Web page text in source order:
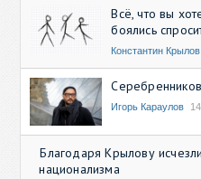
Всё, что вы
боялись
Константин Крылов
Игорь Караулов
Благодаря Крылову
национализма